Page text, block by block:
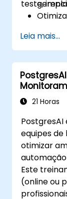
teste,
Leia mais...
Guiadas
21 Horas
equipes
otimizar
Este
(online ou